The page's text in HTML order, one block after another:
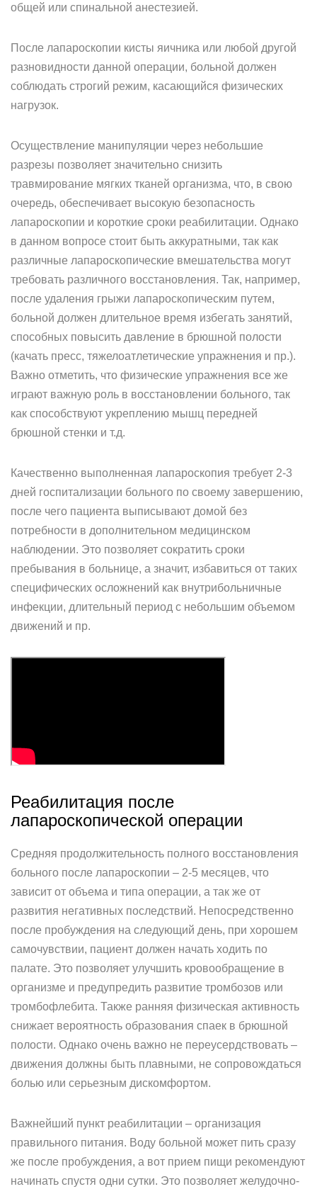
общей или спинальной анестезией.
После лапароскопии кисты яичника или любой другой
разновидности данной операции, больной должен
соблюдать строгий режим, касающийся физических
нагрузок.
Осуществление манипуляции через небольшие
разрезы позволяет значительно снизить
травмирование мягких тканей организма, что, в свою
очередь, обеспечивает высокую безопасность
лапароскопии и короткие сроки реабилитации. Однако
в данном вопросе стоит быть аккуратными, так как
различные лапароскопические вмешательства могут
требовать различного восстановления. Так, например,
после удаления грыжи лапароскопическим путем,
больной должен длительное время избегать занятий,
способных повысить давление в брюшной полости
(качать пресс, тяжелоатлетические упражнения и пр.).
Важно отметить, что физические упражнения все же
играют важную роль в восстановлении больного, так
как способствуют укреплению мышц передней
брюшной стенки и т.д.
Качественно выполненная лапароскопия требует 2-3
дней госпитализации больного по своему завершению,
после чего пациента выписывают домой без
потребности в дополнительном медицинском
наблюдении. Это позволяет сократить сроки
пребывания в больнице, а значит, избавиться от таких
специфических осложнений как внутрибольничные
инфекции, длительный период с небольшим объемом
движений и пр.
Реабилитация после
лапароскопической операции
Средняя продолжительность полного восстановления
больного после лапароскопии – 2-5 месяцев, что
зависит от объема и типа операции, а так же от
развития негативных последствий. Непосредственно
после пробуждения на следующий день, при хорошем
самочувствии, пациент должен начать ходить по
палате. Это позволяет улучшить кровообращение в
организме и предупредить развитие тромбозов или
тромбофлебита. Также ранняя физическая активность
снижает вероятность образования спаек в брюшной
полости. Однако очень важно не переусердствовать –
движения должны быть плавными, не сопровождаться
болью или серьезным дискомфортом.
Важнейший пункт реабилитации – организация
правильного питания. Воду больной может пить сразу
же после пробуждения, а вот прием пищи рекомендуют
начинать спустя одни сутки. Это позволяет желудочно-